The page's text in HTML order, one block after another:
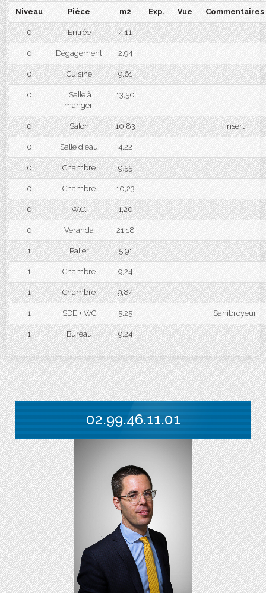
Niveau Pièce m2 Exp. Vue Commentaires
0 Entrée 4,11
0 Dégagement 2,94
0 Cuisine 9,61
0
Salle à
manger
13,50
0 Salon 10,83 Insert
0 Salle d'eau 4,22
0 Chambre 9,55
0 Chambre 10,23
0 W.C. 1,20
0 Véranda 21,18
1 Palier 5,91
1 Chambre 9,24
1 Chambre 9,84
1 SDE + WC 5,25 Sanibroyeur
1 Bureau 9,24
02.99.46.11.01